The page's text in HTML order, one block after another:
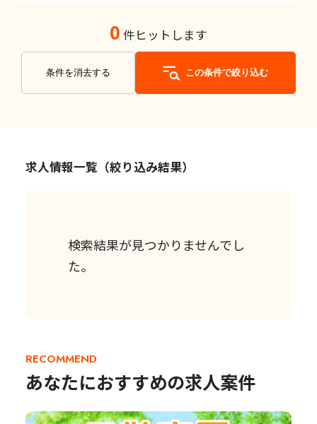
0 件ヒットします
条件を消去する この条件で絞り込む
求人情報一覧（絞り込み結果）
検索結果が見つかりませんでし
た。
RECOMMEND
あなたにおすすめの求人案件